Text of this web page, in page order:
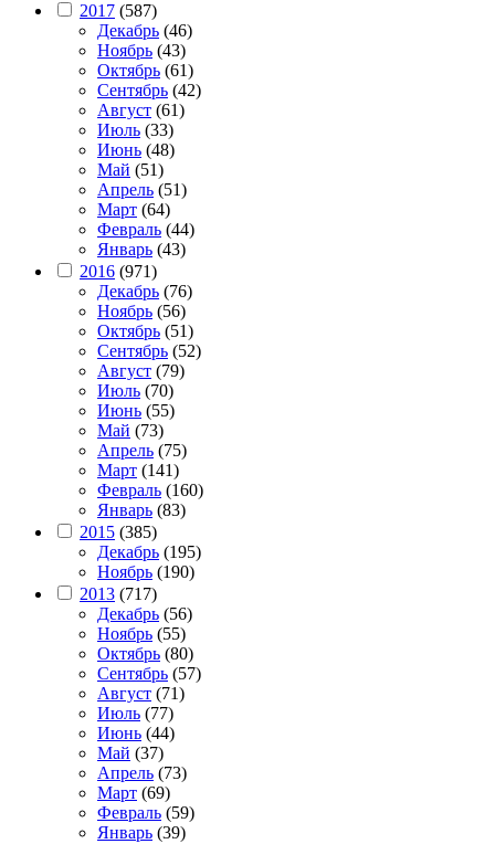
2017 (587)
Декабрь (46)
Ноябрь (43)
Октябрь (61)
Сентябрь (42)
Август (61)
Июль (33)
Июнь (48)
Май (51)
Апрель (51)
Март (64)
Февраль (44)
Январь (43)
2016 (971)
Декабрь (76)
Ноябрь (56)
Октябрь (51)
Сентябрь (52)
Август (79)
Июль (70)
Июнь (55)
Май (73)
Апрель (75)
Март (141)
Февраль (160)
Январь (83)
2015 (385)
Декабрь (195)
Ноябрь (190)
2013 (717)
Декабрь (56)
Ноябрь (55)
Октябрь (80)
Сентябрь (57)
Август (71)
Июль (77)
Июнь (44)
Май (37)
Апрель (73)
Март (69)
Февраль (59)
Январь (39)